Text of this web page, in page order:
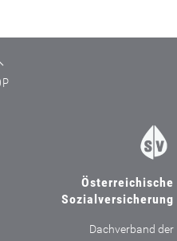
Österreichische
Sozialversicherung
Dachverband der